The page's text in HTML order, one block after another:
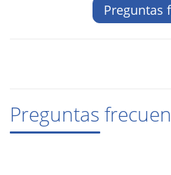
Preguntas
Preguntas